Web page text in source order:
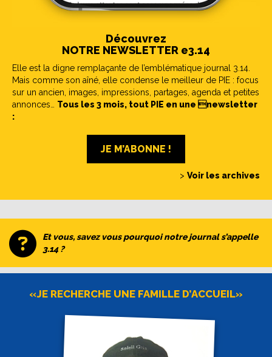
Découvrez
NOTRE NEWSLETTER e3.14
Elle est la digne remplaçante de l’emblématique journal 3.14.
Mais comme son aîné, elle condense le meilleur de PIE : focus
sur un ancien, images, impressions, partages, agenda et petites
annonces… Tous les 3 mois, tout PIE en une newsletter
:
JE M’ABONNE !
> Voir les archives
Et vous, savez vous pourquoi notre journal s’appelle
3.14 ?
«JE RECHERCHE UNE FAMILLE D’ACCUEIL»